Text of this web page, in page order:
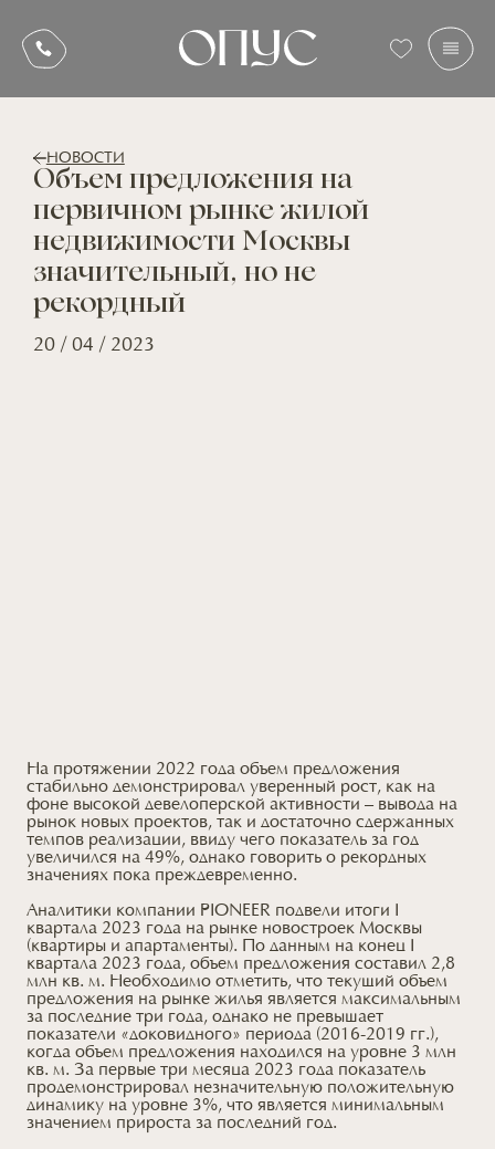
НОВОСТИ
Объем предложения на
первичном рынке жилой
недвижимости Москвы
значительный, но не
рекордный
20 / 04 / 2023
На протяжении 2022 года объем предложения
стабильно демонстрировал уверенный рост, как на
фоне высокой девелоперской активности – вывода на
рынок новых проектов, так и достаточно сдержанных
темпов реализации, ввиду чего показатель за год
увеличился на 49%, однако говорить о рекордных
значениях пока преждевременно.
Аналитики компании PIONEER подвели итоги I
квартала 2023 года на рынке новостроек Москвы
(квартиры и апартаменты). По данным на конец I
квартала 2023 года, объем предложения составил 2,8
млн кв. м. Необходимо отметить, что текущий объем
предложения на рынке жилья является максимальным
за последние три года, однако не превышает
показатели «доковидного» периода (2016-2019 гг.),
когда объем предложения находился на уровне 3 млн
кв. м. За первые три месяца 2023 года показатель
продемонстрировал незначительную положительную
динамику на уровне 3%, что является минимальным
значением прироста за последний год.